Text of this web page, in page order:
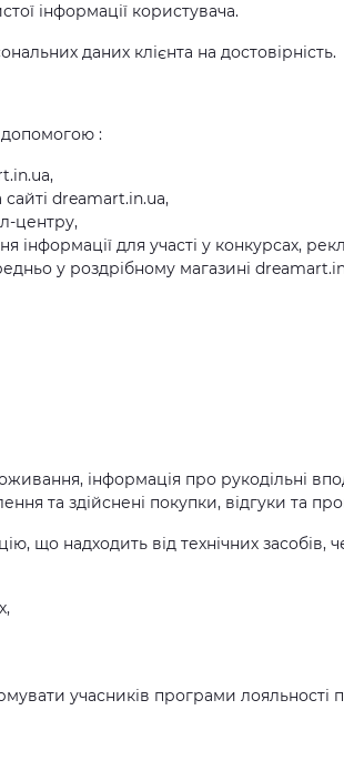
інформації користувача.
даних клієнта на достовірність.
допомогою :
dreamart.in.ua,
центру,
для участі у конкурсах,
у роздрібному магазині
інформація про рукодільні
та здійснені покупки, відгуки та
надходить від технічних засобів,
учасників програми лояльності